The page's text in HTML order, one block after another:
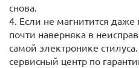
снова.
4. Если не магнитится
почти наверняка в
самой электронике
сервисный центр по